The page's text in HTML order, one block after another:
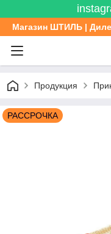
Магазин ШТИЛЬ |
Продукция
РАССРОЧКА